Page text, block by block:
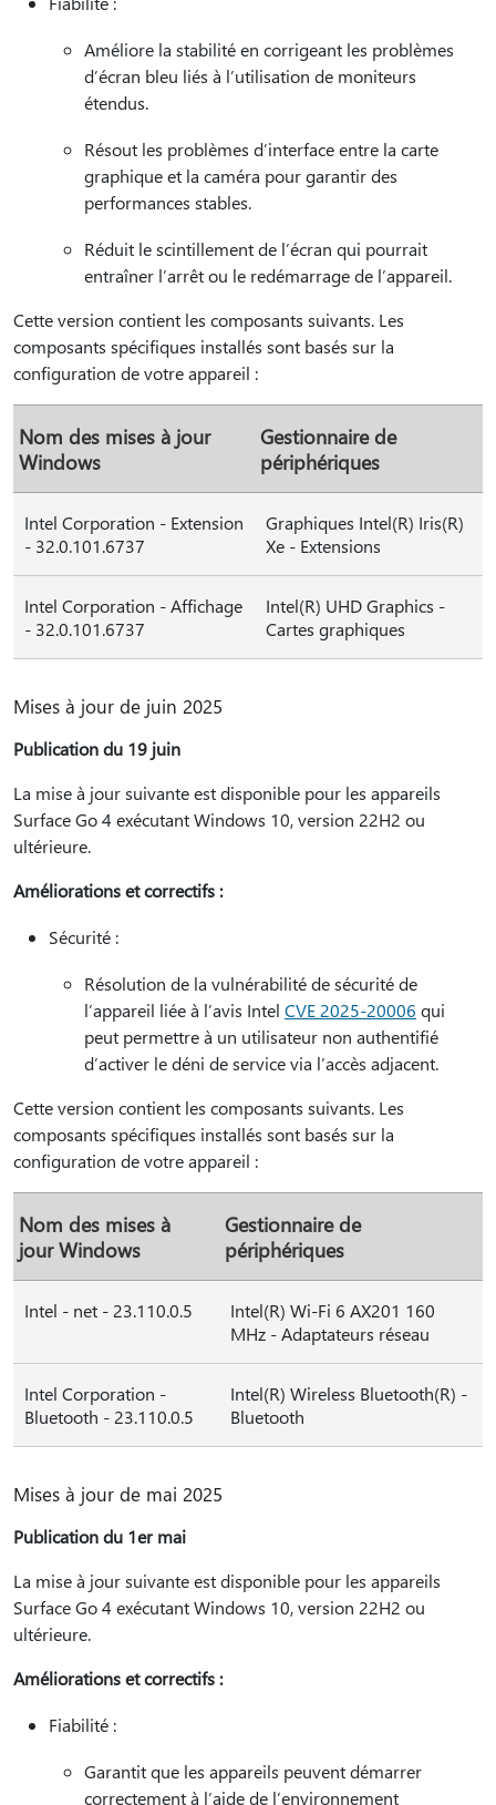
Améliore la stabilité en corrigeant les problèmes
d’écran bleu liés à l’utilisation de moniteurs
étendus.
Résout les problèmes d’interface entre la carte
graphique et la caméra pour garantir des
performances stables.
Réduit le scintillement de l’écran qui pourrait
entraîner l’arrêt ou le redémarrage de l’appareil.
Cette version contient les composants suivants. Les
composants spécifiques installés sont basés sur la
configuration de votre appareil :
Nom des mises à jour
Windows
Gestionnaire de
périphériques
Intel Corporation - Extension
- 32.0.101.6737
Graphiques Intel(R) Iris(R)
Xe - Extensions
Intel Corporation - Affichage
- 32.0.101.6737
Intel(R) UHD Graphics -
Cartes graphiques
Mises à jour de juin 2025
Publication du 19 juin
La mise à jour suivante est disponible pour les appareils
Surface Go 4 exécutant Windows 10, version 22H2 ou
ultérieure.
Améliorations et correctifs :
Sécurité :
Résolution de la vulnérabilité de sécurité de
l’appareil liée à l’avis Intel CVE 2025-20006 qui
peut permettre à un utilisateur non authentifié
d’activer le déni de service via l’accès adjacent.
Cette version contient les composants suivants. Les
composants spécifiques installés sont basés sur la
configuration de votre appareil :
Nom des mises à
jour Windows
Gestionnaire de
périphériques
Intel - net - 23.110.0.5
Intel(R) Wi-Fi 6 AX201 160
MHz - Adaptateurs réseau
Intel Corporation -
Bluetooth - 23.110.0.5
Intel(R) Wireless Bluetooth(R) -
Bluetooth
Mises à jour de mai 2025
Publication du 1er mai
La mise à jour suivante est disponible pour les appareils
Surface Go 4 exécutant Windows 10, version 22H2 ou
ultérieure.
Améliorations et correctifs :
Fiabilité :
Garantit que les appareils peuvent démarrer
correctement à l’aide de l’environnement